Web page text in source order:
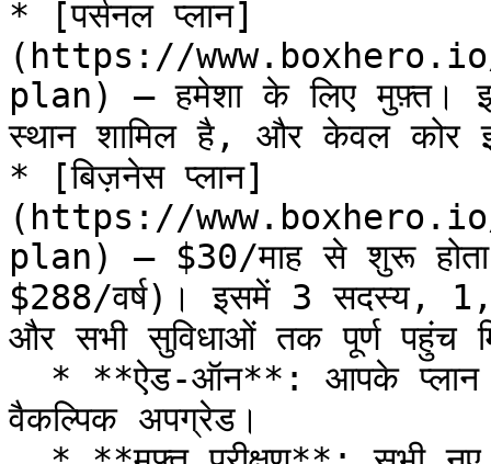
* [पर्सनल प्लान]
(https://
plan) — हमेशा के लिए
स्थान शामिल है, और केवल कोर
* [बिज़नेस प्लान]
(https://
plan) — $30/माह से शुरू होता
$288/वर्ष)। इसमें 3 सदस्य,
और सभी सुविधाओं तक पूर्ण पहुंच
वैकल्पिक अपग्रेड।